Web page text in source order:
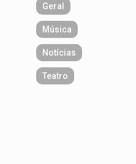
Geral
Música
Notícias
Teatro